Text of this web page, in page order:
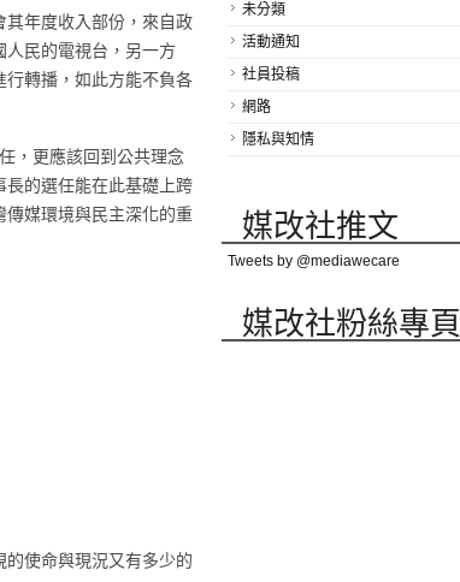
年度收入部份，來自政
民的電視台，另一方
轉播，如此方能不負各
，更應該回到公共理念
的選任能在此基礎上跨
媒環境與民主深化的重
使命與現況又有多少的
未分類
活動通知
社員投稿
網路
隱私與知情
媒改社推文
Tweets by @mediawecare
媒改社粉絲專頁